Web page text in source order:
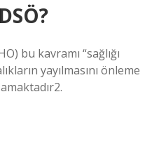
bu kavramı “sağlığı
yayılmasını önleme